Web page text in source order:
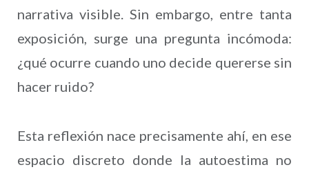
narrativa visible. Sin embargo, entre tanta
exposición, surge una pregunta incómoda:
¿qué ocurre cuando uno decide quererse sin
hacer ruido?
Esta reflexión nace precisamente ahí, en ese
espacio discreto donde la autoestima no